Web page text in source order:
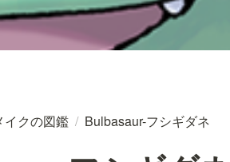
イクの図鑑 / Bulbasaur-フシギダネ